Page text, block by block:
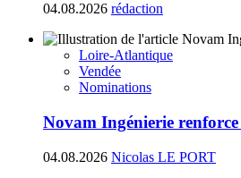
04.08.2026 rédaction
Loire-Atlantique
Vendée
Nominations
Novam Ingénierie
04.08.2026 Nicolas LE PORT